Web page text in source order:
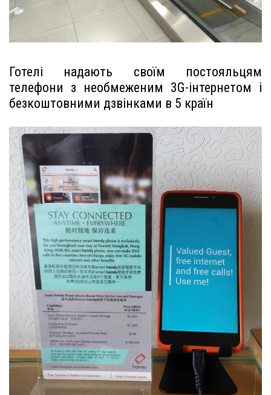
Готелі надають своїм постояльцям
телефони з необмеженим 3G-інтернетом і
безкоштовними дзвінками в 5 країн